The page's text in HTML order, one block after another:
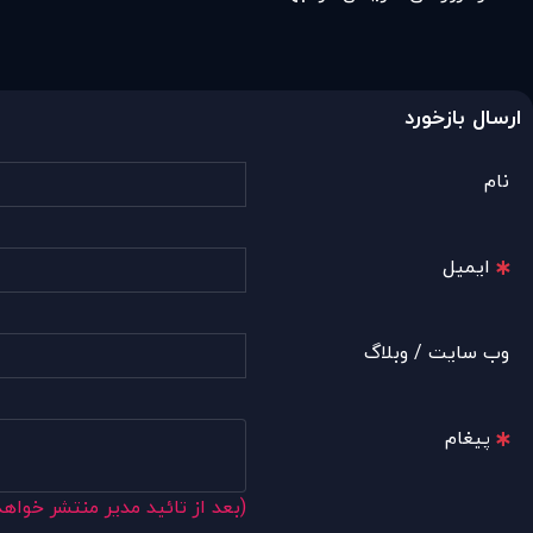
ارسال بازخورد
نام
ایمیل
وب سایت / وبلاگ
پیغام
(بعد از تائید مدیر منتشر